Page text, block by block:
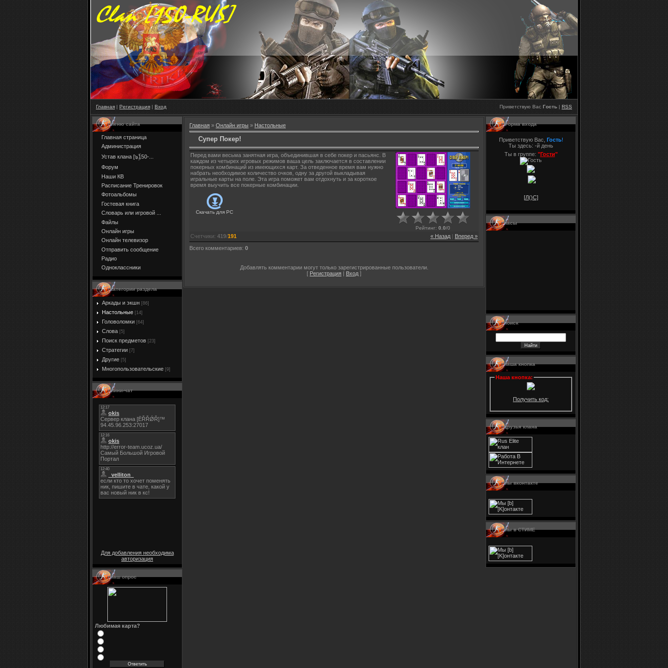
Главная| Регистрация| Вход Приветствую Вас Гость| RSS
Меню сайта
Главная страница
Администрация
Устав клана [๖ۣۜ150-...
Форум
Наши КВ
Расписание Тренировок
Фотоальбомы
Гостевая книга
Словарь или игровой ...
Файлы
Онлайн игры
Онлайн телевизор
Отправить сообщение
Радио
Одноклассники
Категории раздела
Аркады и экшн [86]
Настольные [14]
Головоломки [64]
Слова [5]
Поиск предметов [23]
Стратегии [7]
Другие [5]
Многопользовательские [9]
Мини-чат
Для добавления необходима
авторизация
Наш опрос
Любимая карта?
Главная » Онлайн игры » Настольные
Супер Покер!
Перед вами весьма занятная игра, объединившая в себе покер и пасьянс. В
каждом из четырех игровых режимов ваша цель заключается в составлении
покерных комбинаций из имеющихся карт. За отведенное время вам нужно
набрать необходимое количество очков, одну за другой выкладывая
игральные карты на поле. Эта игра поможет вам отдохнуть и за короткое
время выучить все покерные комбинации.
Скачать для PC
Рейтинг: 0.0/0
« Назад Вперед »
Счетчики: 419/191
Всего комментариев: 0
Добавлять комментарии могут только зарегистрированные пользователи.
[ Регистрация Вход ]
Форма входа
Приветствую Вас, Гость!
Ты здесь: -й день
Ты в группе: "Гости"
[Л()С]
Часы
Поиск
Наша кнопка
Наша кнопка:
Получить код:
Друзья клана
Мы вконтакте
Мы в СТИМЕ